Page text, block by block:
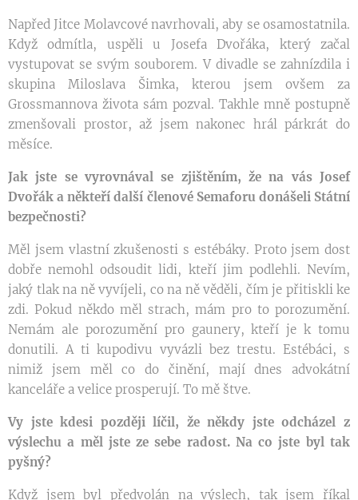
Napřed Jitce Molavcové navrhovali, aby se osamostatnila.
Když odmítla, uspěli u Josefa Dvořáka, který začal
vystupovat se svým souborem. V divadle se zahnízdila i
skupina Miloslava Šimka, kterou jsem ovšem za
Grossmannova života sám pozval. Takhle mně postupně
zmenšovali prostor, až jsem nakonec hrál párkrát do
měsíce.
Jak jste se vyrovnával se zjištěním, že na vás Josef
Dvořák a někteří další členové Semaforu donášeli Státní
bezpečnosti?
Měl jsem vlastní zkušenosti s estébáky. Proto jsem dost
dobře nemohl odsoudit lidi, kteří jim podlehli. Nevím,
jaký tlak na ně vyvíjeli, co na ně věděli, čím je přitiskli ke
zdi. Pokud někdo měl strach, mám pro to porozumění.
Nemám ale porozumění pro gaunery, kteří je k tomu
donutili. A ti kupodivu vyvázli bez trestu. Estébáci, s
nimiž jsem měl co do činění, mají dnes advokátní
kanceláře a velice prosperují. To mě štve.
Vy jste kdesi později líčil, že někdy jste odcházel z
výslechu a měl jste ze sebe radost. Na co jste byl tak
pyšný?
Když jsem byl předvolán na výslech, tak jsem říkal